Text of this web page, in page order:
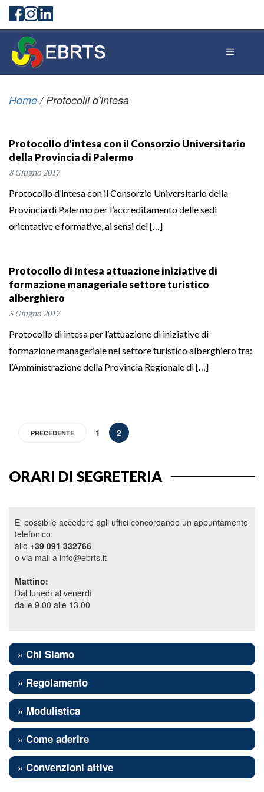
Home/Protocolli d’intesa
Protocollo d’intesa con il Consorzio Universitario
della Provincia di Palermo
8 Giugno 2017
Protocollo d’intesa con il Consorzio Universitario della
Provincia di Palermo per l’accreditamento delle sedi
orientative e formative, ai sensi del […]
Protocollo di Intesa attuazione iniziative di
formazione manageriale settore turistico
alberghiero
5 Giugno 2017
Protocollo di intesa per l’attuazione di iniziative di
formazione manageriale nel settore turistico alberghiero tra:
l’Amministrazione della Provincia Regionale di […]
PRECEDENTE 1 2
ORARI DI SEGRETERIA
E' possibile accedere agli uffici concordando un appuntamento
telefonico
allo +39 091 332766
o via mail a info@ebrts.it
Mattino:
Dal lunedì al venerdì
dalle 9.00 alle 13.00
» Chi Siamo
» Regolamento
» Modulistica
» Come aderire
» Convenzioni attive